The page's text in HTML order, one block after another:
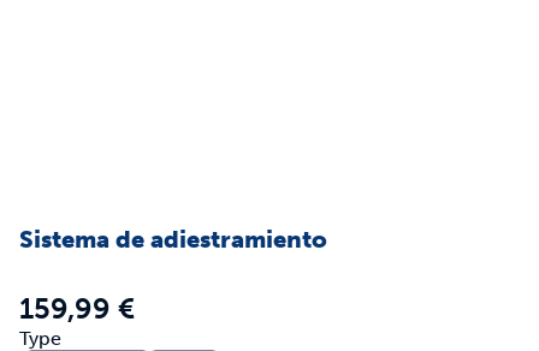
Sistema de adiestramiento
159,99 €
Type